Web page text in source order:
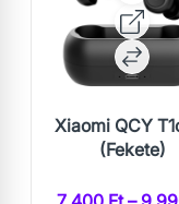
Xiaomi QCY
(Fekete)